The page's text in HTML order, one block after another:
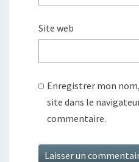
Site web
Enregistrer mon
site dans le
commentaire.